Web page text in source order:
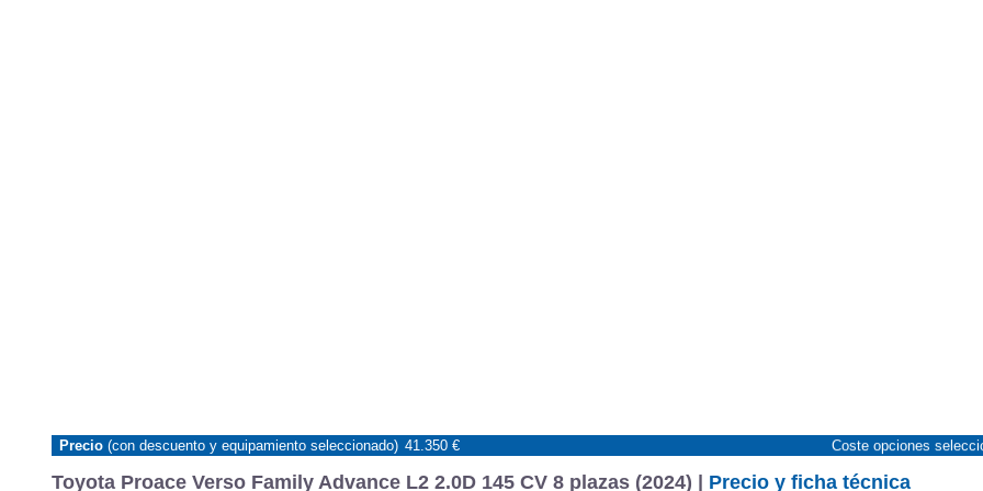
Toyota Proace Verso Family Advance L2 2.0D 145 CV 8 plazas (2024) | Precio y ficha técnica
Precio (con descuento y equipamiento seleccionado) 41.350 € Coste opciones